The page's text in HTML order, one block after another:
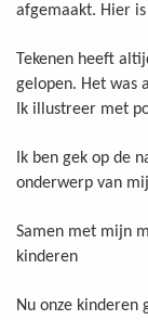
afgemaakt. Hier
Tekenen heeft
gelopen. Het was
Ik illustreer met
Ik ben gek op de
onderwerp van
Samen met mijn
kinderen
Nu onze